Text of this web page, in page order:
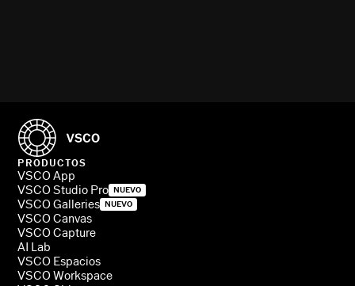
PRODUCTOS
VSCO App
VSCO Studio Pro NUEVO
VSCO Galleries NUEVO
VSCO Canvas
VSCO Capture
AI Lab
VSCO Espacios
VSCO Workspace